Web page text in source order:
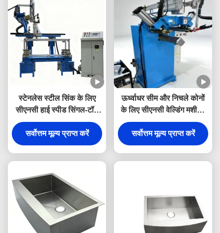
स्टेनलेस स्टील सिंक के लिए
सीएनसी हाई स्पीड सिंगल-टॉर्च
ऑटोमैटिक बेसिन लेजर वेल्डर
सर्वोत्तम मूल्य प्राप्त करें
ऊर्ध्वाधर सीम और निचले कोनों
के लिए सीएनसी वेल्डिंग मशीन -
विशेष वेल्डिंग मशीन
सर्वोत्तम मूल्य प्राप्त करें